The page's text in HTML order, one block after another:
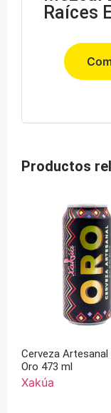
Raíces
Productos
Cerveza Artesanal
Oro 473 ml
Xakúa